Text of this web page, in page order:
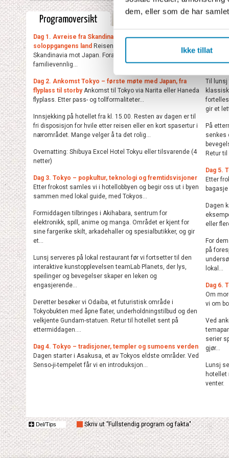
dem, eller som de har
Ikke tillat
Programoversikt
Dag 1. Avreise fra Skandinavia – mot Japan, Nippon,
soloppgangens land Reisen starter med avreise fra
Skandinavia mot Japan. Foran dere ligger et
familievennlig...
Dag 2. Ankomst Tokyo – første møte med Japan, fra
flyplass til storbyAnkomst til Tokyo via Narita eller Haneda
flyplass. Etter pass- og tollformaliteter...
Innsjekking på hotellet fra kl. 15.00. Resten av dagen er til
fri disposisjon for hvile etter reisen eller en kort spasertur i
nærområdet. Mange velger å ta det rolig...
Overnatting: Shibuya Excel Hotel Tokyu eller tilsvarende (4
netter)
Dag 3. Tokyo – popkultur, teknologi og fremtidsvisjoner
Etter frokost samles vi i hotellobbyen og begir oss ut i byen
sammen med lokal guide, med Tokyos...
Formiddagen tilbringes i Akihabara, sentrum for
elektronikk, spill, anime og manga. Området er kjent for
sine fargerike skilt, arkadehaller og spesialbutikker, og gir
et...
Lunsj serveres på lokal restaurant før vi fortsetter til den
interaktive kunstopplevelsen teamLab Planets, der lys,
speilinger og bevegelser skaper en leken og
engasjerende...
Deretter besøker vi Odaiba, et futuristisk område i
Tokyobukten med åpne flater, underholdningstilbud og den
velkjente Gundam-statuen. Retur til hotellet sent på
ettermiddagen....
Dag 4. Tokyo – tradisjoner, templer og sumoens verden
Dagen starter i Asakusa, et av Tokyos eldste områder. Ved
Senso-ji-tempelet får vi en introduksjon...
Vi
smaker.
Til lunsj
gir et
På
senkes
Retur til
Dag 5.
Etter
Dagen
eller
For
på
lokal...
Dag 6.
Om
vi om
Ved
serier
gjør...
Lunsj
hotellet
venter.
Del/Tips Skriv ut ”Fullstendig program og fakta"